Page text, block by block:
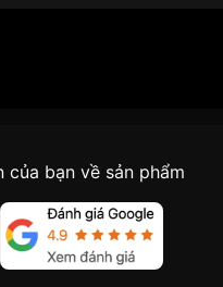
3304 –
cực hợp tay nhỏ
, dạ quang sáng rõ – rất
của bạn về sản phẩm